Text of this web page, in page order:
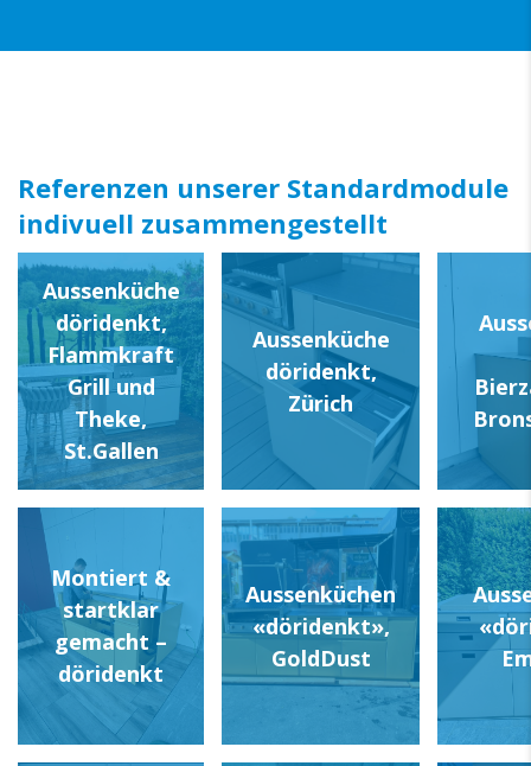
Referenzen unserer Standardmodule
indivuell zusammengestellt
Aussenküche
döridenkt,
Flammkraft
Grill und
Theke,
St.Gallen
Aussenküche
döridenkt,
Zürich
Montiert &
startklar
gemacht –
döridenkt
Aussenküchen
«döridenkt»,
GoldDust